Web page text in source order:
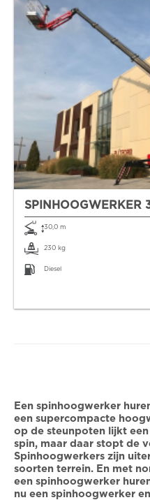
SPINHOOGWERKER
30,0 m
230 kg
Diesel
Een spinhoogwerker
een supercompacte
op de steunpoten lijkt
spin, maar daar stopt de
Spinhoogwerkers zijn
soorten terrein. En met
een spinhoogwerker
nu een spinhoogwerker